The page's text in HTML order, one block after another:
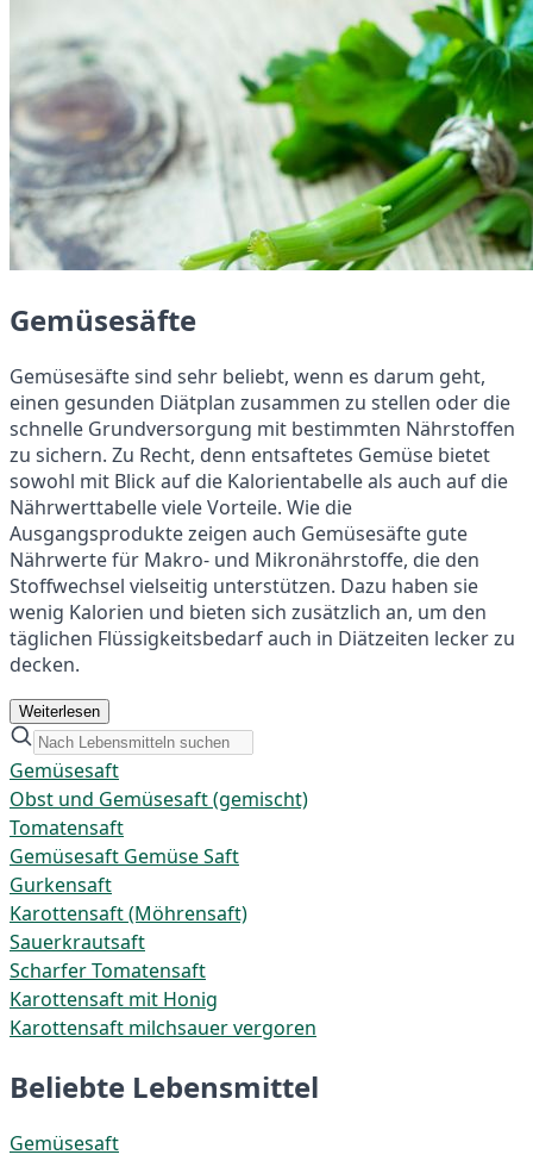
Gemüsesäfte
Gemüsesäfte sind sehr beliebt, wenn es darum geht,
einen gesunden Diätplan zusammen zu stellen oder die
schnelle Grundversorgung mit bestimmten Nährstoffen
zu sichern. Zu Recht, denn entsaftetes Gemüse bietet
sowohl mit Blick auf die Kalorientabelle als auch auf die
Nährwerttabelle viele Vorteile. Wie die
Ausgangsprodukte zeigen auch Gemüsesäfte gute
Nährwerte für Makro- und Mikronährstoffe, die den
Stoffwechsel vielseitig unterstützen. Dazu haben sie
wenig Kalorien und bieten sich zusätzlich an, um den
täglichen Flüssigkeitsbedarf auch in Diätzeiten lecker zu
decken.
Weiterlesen
Gemüsesaft
Obst und Gemüsesaft (gemischt)
Tomatensaft
Gemüsesaft Gemüse Saft
Gurkensaft
Karottensaft (Möhrensaft)
Sauerkrautsaft
Scharfer Tomatensaft
Karottensaft mit Honig
Karottensaft milchsauer vergoren
Beliebte Lebensmittel
Gemüsesaft